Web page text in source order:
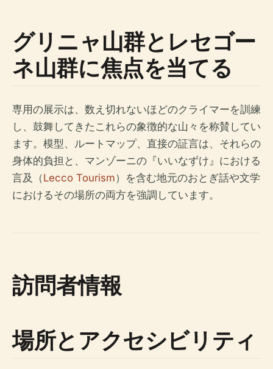
グリニャ山群とレセゴー
ネ山群に焦点を当てる
専用の展示は、数え切れないほどのクライマーを訓練
し、鼓舞してきたこれらの象徴的な山々を称賛してい
ます。模型、ルートマップ、直接の証言は、それらの
身体的負担と、マンゾーニの『いいなずけ』における
言及（Lecco Tourism）を含む地元のおとぎ話や文学
におけるその場所の両方を強調しています。
訪問者情報
場所とアクセシビリティ